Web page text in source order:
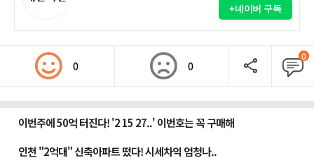
+네이버 구독
0 0
0